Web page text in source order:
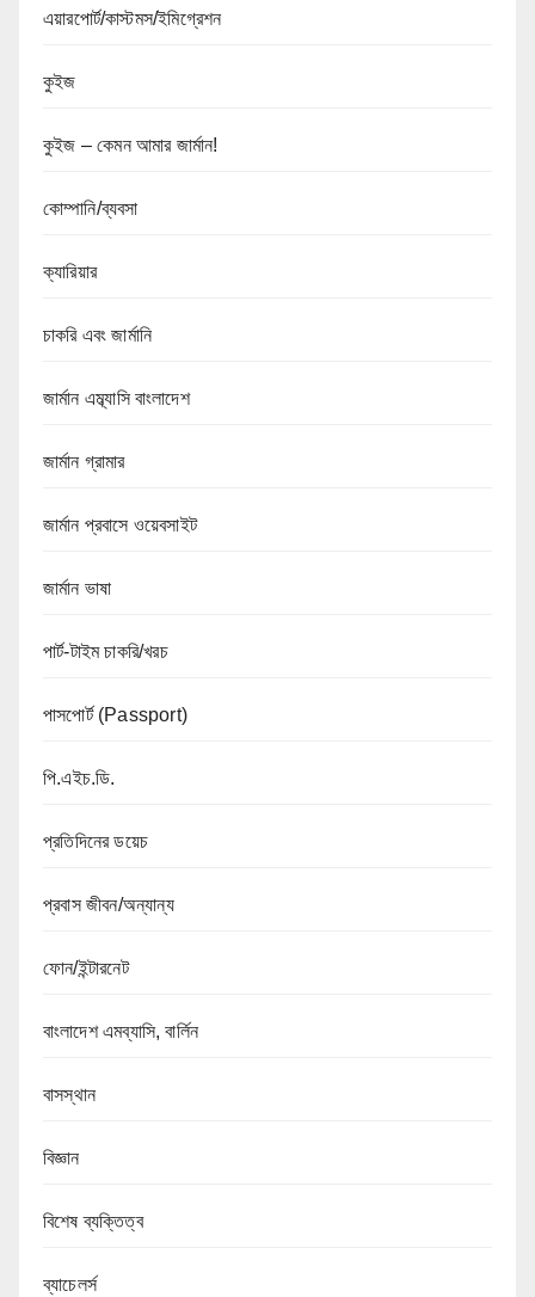
এয়ারপোর্ট/কাস্টমস/ইমিগ্রেশন
কুইজ
কুইজ – কেমন আমার জার্মান!
কোম্পানি/ব্যবসা
ক্যারিয়ার
চাকরি এবং জার্মানি
জার্মান এম্ব্যাসি বাংলাদেশ
জার্মান গ্রামার
জার্মান প্রবাসে ওয়েবসাইট
জার্মান ভাষা
পার্ট-টাইম চাকরি/খরচ
পাসপোর্ট (Passport)
পি.এইচ.ডি.
প্রতিদিনের ডয়েচ
প্রবাস জীবন/অন্যান্য
ফোন/ইন্টারনেট
বাংলাদেশ এমব্যাসি, বার্লিন
বাসস্থান
বিজ্ঞান
বিশেষ ব্যক্তিত্ব
ব্যাচেলর্স